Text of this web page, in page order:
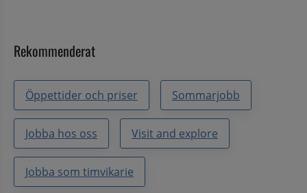
Rekommenderat
Öppettider och priser Sommarjobb
Jobba hos oss Visit and explore
Jobba som timvikarie